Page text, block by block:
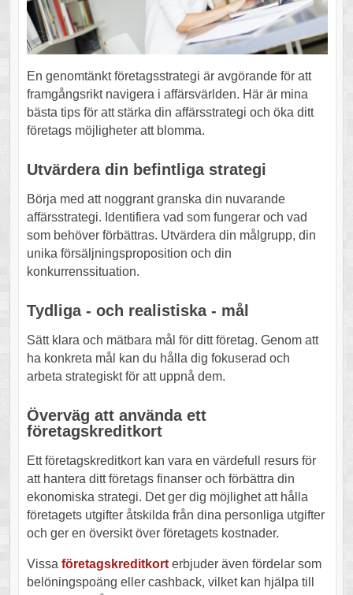
En genomtänkt företagsstrategi är avgörande för att
framgångsrikt navigera i affärsvärlden. Här är mina
bästa tips för att stärka din affärsstrategi och öka ditt
företags möjligheter att blomma.
Utvärdera din befintliga strategi
Börja med att noggrant granska din nuvarande
affärsstrategi. Identifiera vad som fungerar och vad
som behöver förbättras. Utvärdera din målgrupp, din
unika försäljningsproposition och din
konkurrenssituation.
Tydliga - och realistiska - mål
Sätt klara och mätbara mål för ditt företag. Genom att
ha konkreta mål kan du hålla dig fokuserad och
arbeta strategiskt för att uppnå dem.
Överväg att använda ett
företagskreditkort
Ett företagskreditkort kan vara en värdefull resurs för
att hantera ditt företags finanser och förbättra din
ekonomiska strategi. Det ger dig möjlighet att hålla
företagets utgifter åtskilda från dina personliga utgifter
och ger en översikt över företagets kostnader.
Vissa företagskreditkorterbjuder även fördelar som
belöningspoäng eller cashback, vilket kan hjälpa till